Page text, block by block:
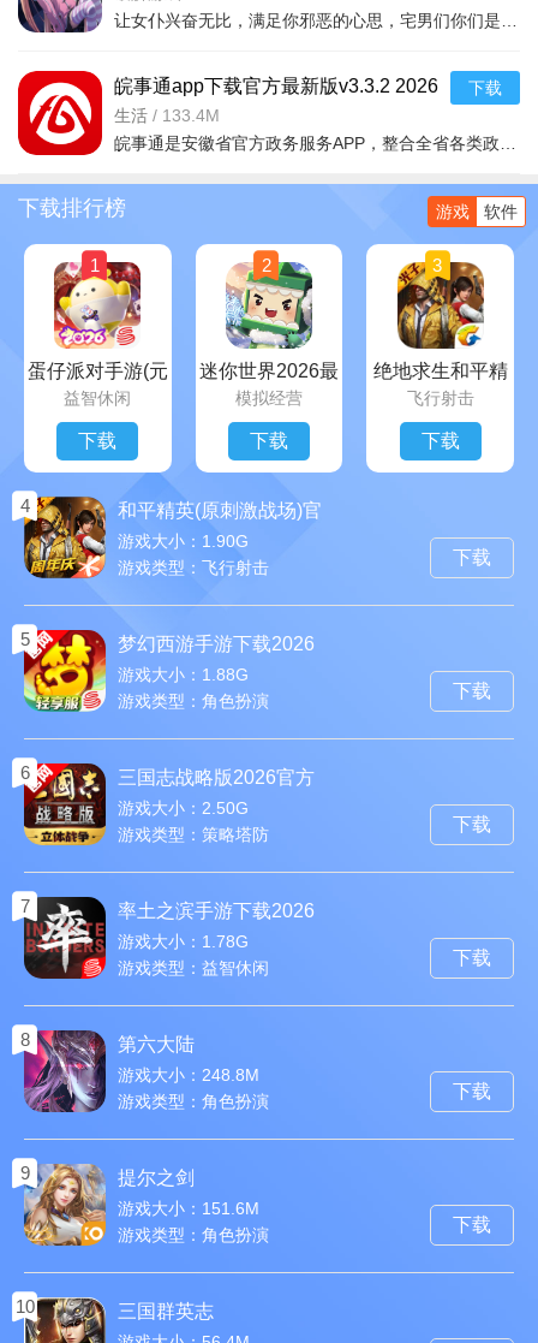
皖事通app下载官方最新版v3.3.2 2026
手机版
生活 / 133.4M
下载
下载排行榜 游戏 软件
蛋仔派对手游(元
气零食季)下载官
方正版
益智休闲
下载
1
迷你世界2026最
新官方版
模拟经营
下载
2
绝地求生和平精
英官方app
飞行射击
下载
3
和平精英(原刺激战场)官
方最新版
游戏大小：1.90G
游戏类型：飞行射击
下载
4
梦幻西游手游下载2026
最新版
游戏大小：1.88G
游戏类型：角色扮演
下载
5
三国志战略版2026官方
最新版
游戏大小：2.50G
游戏类型：策略塔防
下载
6
率土之滨手游下载2026
最新版本
游戏大小：1.78G
游戏类型：益智休闲
下载
7
第六大陆
游戏大小：248.8M
游戏类型：角色扮演
下载
8
提尔之剑
游戏大小：151.6M
游戏类型：角色扮演
下载
9
三国群英志
10